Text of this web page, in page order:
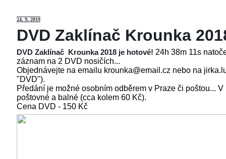
24. 9. 2019
DVD Zaklínač Krounka
DVD Zaklínač Krounka 2018 je hotové! 24h 38m 11s
záznam na 2 DVD nosičích...
Objednávejte na emailu krounka@email.cz nebo na
"DVD").
Předání je možné osobním odběrem v Praze či poštou...
poštovné a balné (cca kolem 60 Kč).
Cena DVD - 150 Kč